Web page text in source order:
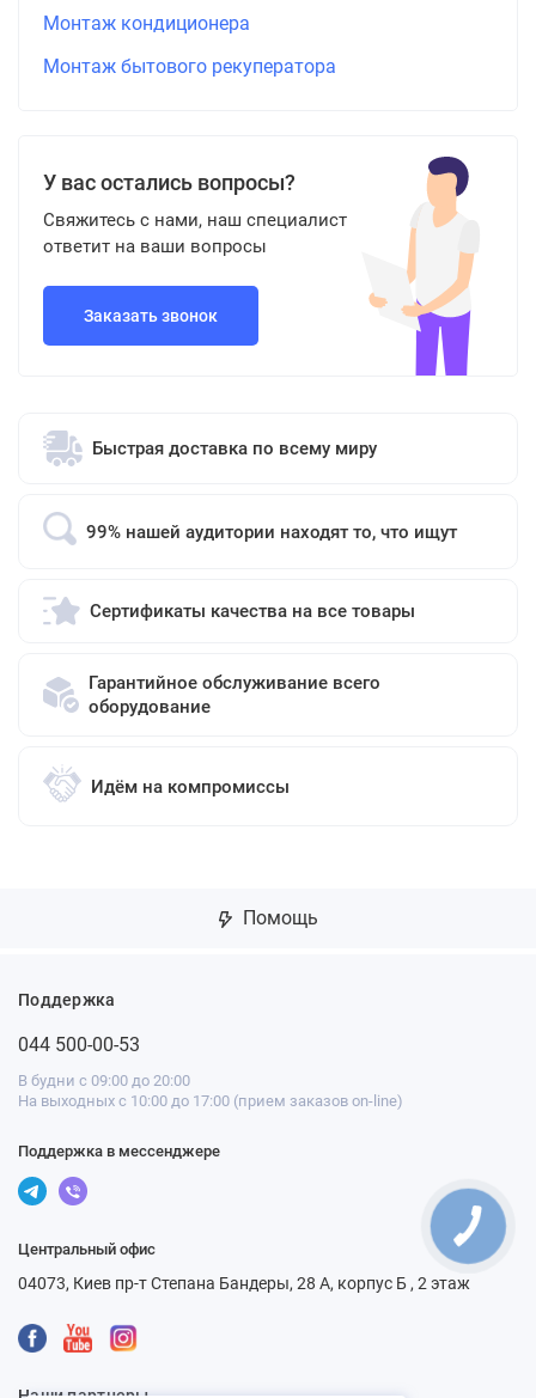
Монтаж кондиционера
Монтаж бытового рекуператора
У вас остались вопросы?
Свяжитесь с нами, наш специалист
ответит на ваши вопросы
Заказать звонок
Быстрая доставка по всему миру
99% нашей аудитории находят то, что ищут
Сертификаты качества на все товары
Гарантийное обслуживание всего
оборудование
Идём на компромиссы
Помощь
Поддержка
044 500-00-53
В будни с 09:00 до 20:00
На выходных с 10:00 до 17:00 (прием заказов on-line)
Поддержка в мессенджере
Центральный офис
04073, Киев пр-т Степана Бандеры, 28 А, корпус Б , 2 этаж